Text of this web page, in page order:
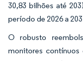
30,83 bilhões até
período de 2026 a
O robusto
monitores